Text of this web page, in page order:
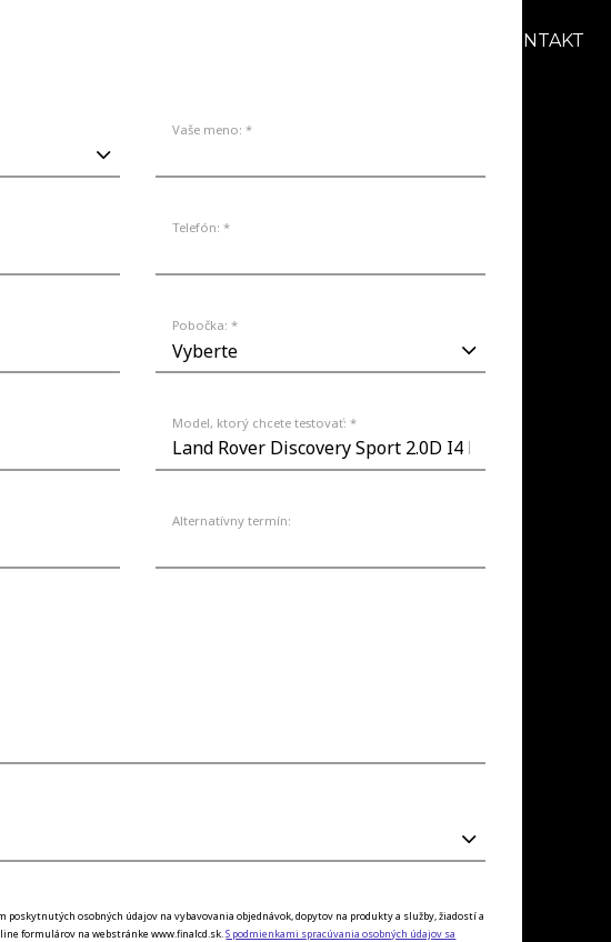
KONTAKT
Vaše meno: *
Telefón: *
Pobočka: *
Model, ktorý chcete testovať: *
Alternatívny termín:
osobných údajov na vybavovania objednávok, dopytov na produkty a služby, žiadostí a
formulárov na webstránke www.finalcd.sk.S podmienkami spracúvania osobných údajov sa